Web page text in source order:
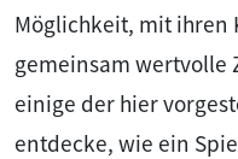
Möglichkeit, mit ihren
gemeinsam wertvolle
einige der hier
entdecke, wie ein